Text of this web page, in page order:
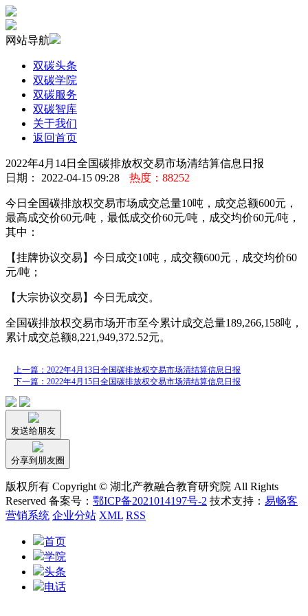
网站导航
双碳头条
双碳学院
双碳服务
双碳智库
关于我们
返回首页
2022年4月14日全国碳排放权交易市场清结算信息日报
日期： 2022-04-15 09:28
热度：88252
今日全国碳排放权交易市场成交总量10吨，成交总额600元，
最高成交价60元/吨，最低成交价60元/吨，成交均价60元/吨，
其中：
【挂牌协议交易】今日成交10吨，成交额600元，成交均价60
元/吨；
【大宗协议交易】今日无成交。
全国碳排放权交易市场开市至今累计成交总量189,266,158吨，
累计成交总额8,221,949,372.52元。
上一篇：2022年4月13日全国碳排放权交易市场清结算信息日报
下一篇：2022年4月15日全国碳排放权交易市场清结算信息日报
发送给朋友
分享到朋友圈
版权所有 Copyright © 湖北产教融合教育研究院 All Rights
Reserved 备案号： 鄂ICP备2021014197号-2 技术支持： 易畅客
营销系统 企业分站 XML RSS
首页
学院
头条
电话